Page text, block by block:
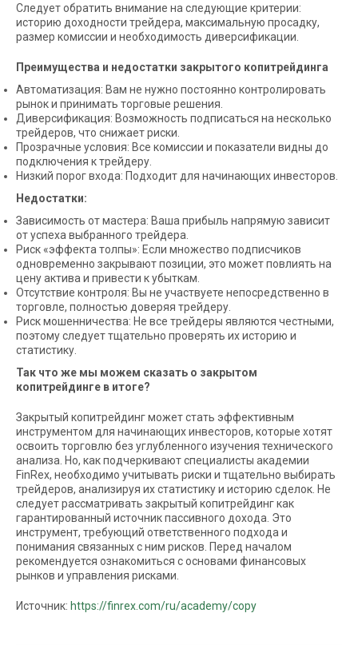
Следует обратить внимание на следующие критерии:
историю доходности трейдера, максимальную просадку,
размер комиссии и необходимость диверсификации.
Преимущества и недостатки закрытого копитрейдинга
Автоматизация: Вам не нужно постоянно контролировать
рынок и принимать торговые решения.
Диверсификация: Возможность подписаться на несколько
трейдеров, что снижает риски.
Прозрачные условия: Все комиссии и показатели видны до
подключения к трейдеру.
Низкий порог входа: Подходит для начинающих инвесторов.
Недостатки:
Зависимость от мастера: Ваша прибыль напрямую зависит
от успеха выбранного трейдера.
Риск «эффекта толпы»: Если множество подписчиков
одновременно закрывают позиции, это может повлиять на
цену актива и привести к убыткам.
Отсутствие контроля: Вы не участвуете непосредственно в
торговле, полностью доверяя трейдеру.
Риск мошенничества: Не все трейдеры являются честными,
поэтому следует тщательно проверять их историю и
статистику.
Так что же мы можем сказать о закрытом
копитрейдинге в итоге?
Закрытый копитрейдинг может стать эффективным
инструментом для начинающих инвесторов, которые хотят
освоить торговлю без углубленного изучения технического
анализа. Но, как подчеркивают специалисты академии
FinRex, необходимо учитывать риски и тщательно выбирать
трейдеров, анализируя их статистику и историю сделок. Не
следует рассматривать закрытый копитрейдинг как
гарантированный источник пассивного дохода. Это
инструмент, требующий ответственного подхода и
понимания связанных с ним рисков. Перед началом
рекомендуется ознакомиться с основами финансовых
рынков и управления рисками.
Источник: https://finrex.com/ru/academy/copy